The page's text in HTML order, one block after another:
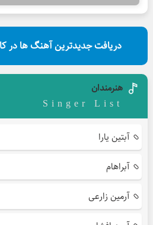
دریافت جدیدترین آهنگ ها در
هنرمندان
Singer List
آبتین یارا
آبراهام
آرمین زارعی